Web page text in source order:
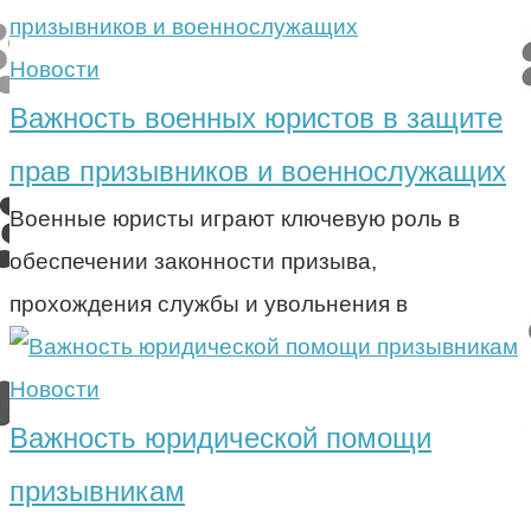
Новости
Важность военных юристов в защите
прав призывников и военнослужащих
Военные юристы играют ключевую роль в
обеспечении законности призыва,
прохождения службы и увольнения в
Новости
Важность юридической помощи
призывникам